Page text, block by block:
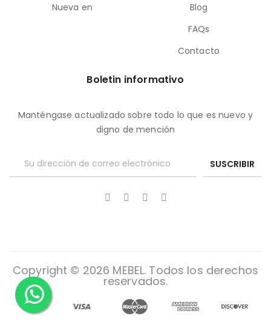
Nueva en
Blog
FAQs
Contacto
Boletin informativo
Manténgase actualizado sobre todo lo que es nuevo y
digno de mención
SUSCRIBIR
Copyright © 2026 MEBEL. Todos los derechos
reservados.